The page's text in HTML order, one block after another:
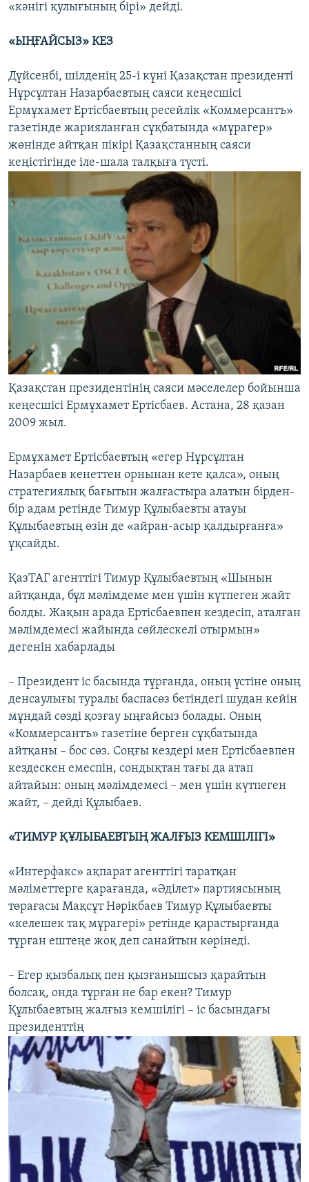
«кәнігі қулығының бірі» дейді.
«ЫҢҒАЙСЫЗ» КЕЗ
Дүйсенбі, шілденің 25-і күні Қазақстан президенті
Нұрсұлтан Назарбаевтың саяси кеңесшісі
Ермұхамет Ертісбаевтың ресейлік «Коммерсантъ»
газетінде жарияланған сұқбатында «мұрагер»
жөнінде айтқан пікірі Қазақстанның саяси
кеңістігінде іле-шала талқыға түсті.
Қазақстан президентінің саяси мәселелер бойынша
кеңесшісі Ермұхамет Ертісбаев. Астана, 28 қазан
2009 жыл.
Ермұхамет Ертісбаевтың «егер Нұрсұлтан
Назарбаев кенеттен орнынан кете қалса», оның
стратегиялық бағытын жалғастыра алатын бірден-
бір адам ретінде Тимур Құлыбаевты атауы
Құлыбаевтың өзін де «айран-асыр қалдырғанға»
ұқсайды.
ҚазТАГ агенттігі Тимур Құлыбаевтың «Шынын
айтқанда, бұл мәлімдеме мен үшін күтпеген жайт
болды. Жақын арада Ертісбаевпен кездесіп, аталған
мәлімдемесі жайында сөйлескелі отырмын»
дегенін хабарлады
– Президент іс басында тұрғанда, оның үстіне оның
денсаулығы туралы баспасөз бетіндегі шудан кейін
мұндай сөзді қозғау ыңғайсыз болады. Оның
«Коммерсантъ» газетіне берген сұқбатында
айтқаны – бос сөз. Соңғы кездері мен Ертісбаевпен
кездескен емеспін, сондықтан тағы да атап
айтайын: оның мәлімдемесі – мен үшін күтпеген
жайт, – дейді Құлыбаев.
«ТИМУР ҚҰЛЫБАЕВТЫҢ ЖАЛҒЫЗ КЕМШІЛІГІ»
«Интерфакс» ақпарат агенттігі таратқан
мәліметтерге қарағанда, «Әділет» партиясының
төрағасы Мақсұт Нәрікбаев Тимур Құлыбаевты
«келешек тақ мұрагері» ретінде қарастырғанда
тұрған ештеңе жоқ деп санайтын көрінеді.
– Егер қызбалық пен қызғанышсыз қарайтын
болсақ, онда тұрған не бар екен? Тимур
Құлыбаевтың жалғыз кемшілігі – іс басындағы
президенттің